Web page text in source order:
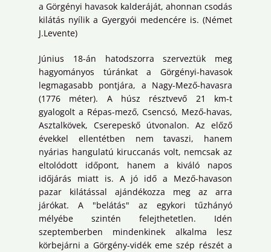
a Görgényi havasok kalderáját, ahonnan csodás
kilátás nyílik a Gyergyói medencére is. (Német
J.Levente)
Június 18-án hatodszorra szerveztük meg
hagyományos túránkat a Görgényi-havasok
legmagasabb pontjára, a Nagy-Mező-havasra
(1776 méter). A húsz résztvevő 21 km-t
gyalogolt a Répas-mező, Csencsó, Mező-havas,
Asztalkövek, Cserepeskő útvonalon. Az előző
évekkel ellentétben nem tavaszi, hanem
nyárias hangulatú kiruccanás volt, nemcsak az
eltolódott időpont, hanem a kiváló napos
időjárás miatt is. A jó idő a Mező-havason
pazar kilátással ajándékozza meg az arra
járókat. A "belátás" az egykori tűzhányó
mélyébe szintén felejthetetlen. Idén
szeptemberben mindenkinek alkalma lesz
körbejárni a Görgény-vidék eme szép részét a